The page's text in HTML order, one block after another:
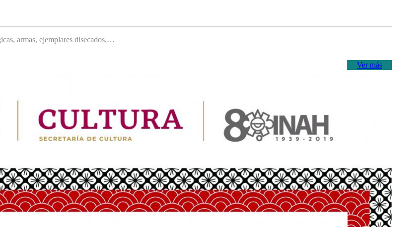
armas, ejemplares disecados,…
Ver más